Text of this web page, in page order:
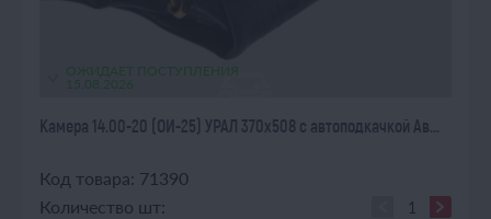
ОЖИДАЕТ ПОСТУПЛЕНИЯ
15.08.2026
Камера 14.00-20 (ОИ-25) УРАЛ 370х508 с автоподкачкой Ав...
Код товара: 71390
Количество шт: